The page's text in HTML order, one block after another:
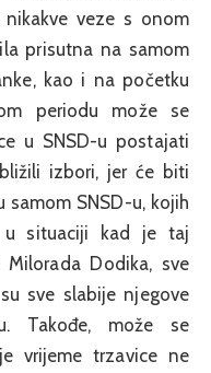
veze s onom
prisutna na samom
kao i na početku
periodu može se
u SNSD-u postajati
izbori, jer će biti
SNSD-u, kojih
u situaciji kad je taj
Dodika, sve
sve slabije njegove
Takođe, može se
vrijeme trzavice ne